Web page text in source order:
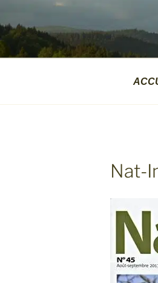
au
contenu
principal
Nat-